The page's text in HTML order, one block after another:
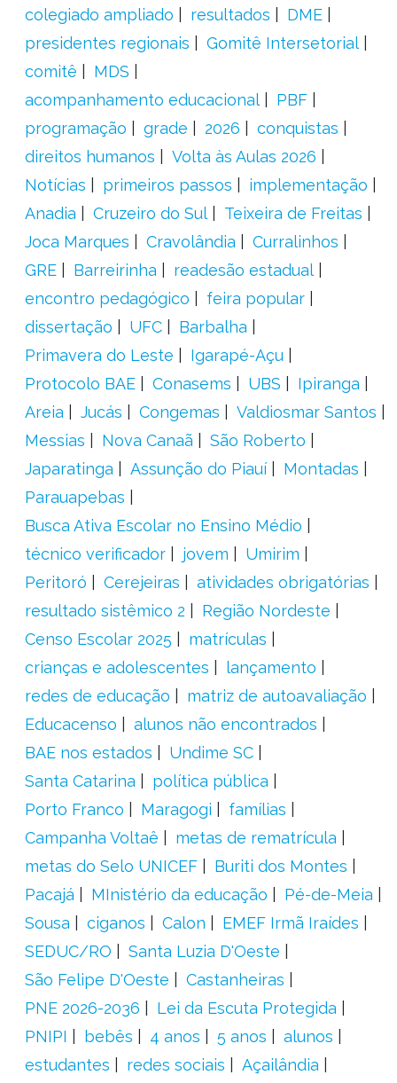
colegiado ampliado resultados
DME
presidentes regionais
Gomitê Intersetorial
comitê
MDS
acompanhamento educacional
PBF
programação
grade 2026
conquistas
direitos humanos
Volta às Aulas 2026
Notícias
primeiros passos
implementação
Anadia
Cruzeiro do Sul
Teixeira de Freitas
Joca Marques
Cravolândia
Curralinhos
GRE
Barreirinha
readesão estadual
encontro pedagógico
feira popular
dissertação
UFC
Barbalha
Primavera do Leste
Igarapé-Açu
Protocolo BAE
Conasems UBS
Ipiranga
Areia
Jucás Congemas
Valdiosmar Santos
Messias
Nova Canaã
São Roberto
Japaratinga
Assunção do Piauí
Montadas
Parauapebas
Busca Ativa Escolar no Ensino Médio
técnico verificador
jovem
Umirim
Peritoró
Cerejeiras
atividades obrigatórias
resultado sistêmico 2
Região Nordeste
Censo Escolar 2025
matrículas
crianças e adolescentes
lançamento
redes de educação
matriz de autoavaliação
Educacenso
alunos não encontrados
BAE nos estados
Undime SC
Santa Catarina
política pública
Porto Franco
Maragogi
famílias
Campanha Voltaê
metas de rematrícula
metas do Selo UNICEF
Buriti dos Montes
Pacajá
MInistério da educação
Pé-de-Meia
Sousa
ciganos Calon
EMEF Irmã Iraídes
SEDUC/RO
Santa Luzia D'Oeste
São Felipe D'Oeste
Castanheiras
PNE 2026-2036
Lei da Escuta Protegida
PNIPI
bebês 4 anos 5 anos
alunos
estudantes
redes sociais
Açailândia